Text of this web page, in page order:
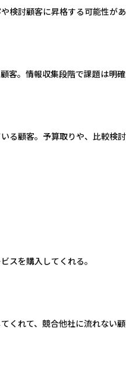
検討顧客に昇格する可能性があ
客。情報収集段階で課題は明
る顧客。予算取りや、比較検討
スを購入してくれる。
くれて、競合他社に流れない